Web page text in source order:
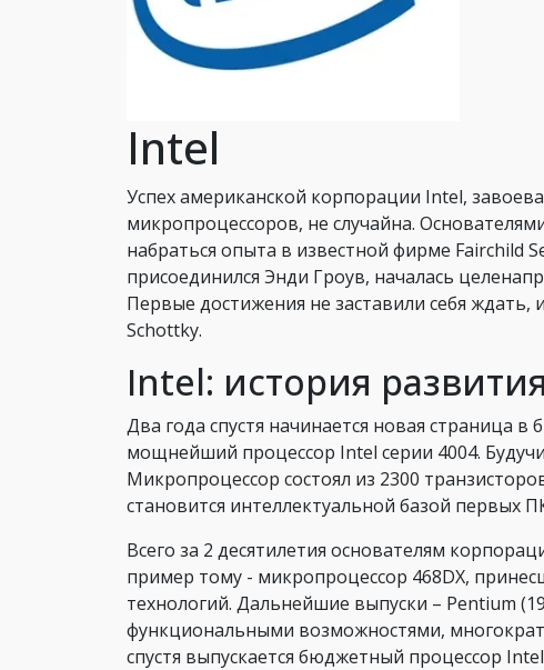
Intel
Успех американской корпорации Intel,
микропроцессоров, не случайна.
набраться опыта в известной фирме Fairchild
присоединился Энди Гроув, началась
Первые достижения не заставили себя ждать,
Schottky.
Intel: история развития
Два года спустя начинается новая страница
мощнейший процессор Intel серии 4004.
Микропроцессор состоял из 2300
становится интеллектуальной базой первых
Всего за 2 десятилетия основателям
пример тому - микропроцессор 468DX,
технологий. Дальнейшие выпуски – Pentium
функциональными возможностями,
спустя выпускается бюджетный процессор